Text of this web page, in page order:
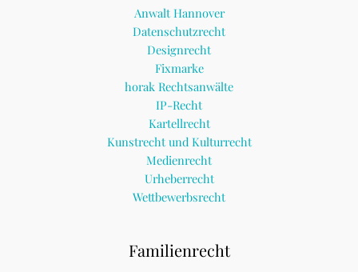
Anwalt Hannover
Datenschutzrecht
Designrecht
Fixmarke
horak Rechtsanwälte
IP-Recht
Kartellrecht
Kunstrecht und Kulturrecht
Medienrecht
Urheberrecht
Wettbewerbsrecht
Familienrecht